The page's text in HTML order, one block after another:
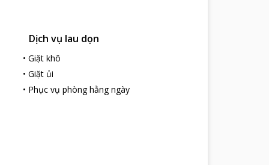
Dịch vụ lau dọn
• Giặt khô
• Giặt ủi
• Phục vụ phòng hằng ngày